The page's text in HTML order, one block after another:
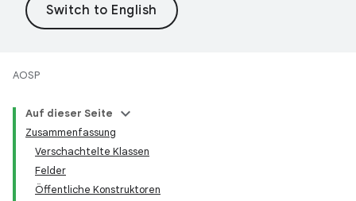
AOSP
Auf dieser Seite
Zusammenfassung
Verschachtelte Klassen
Felder
Öffentliche Konstruktoren